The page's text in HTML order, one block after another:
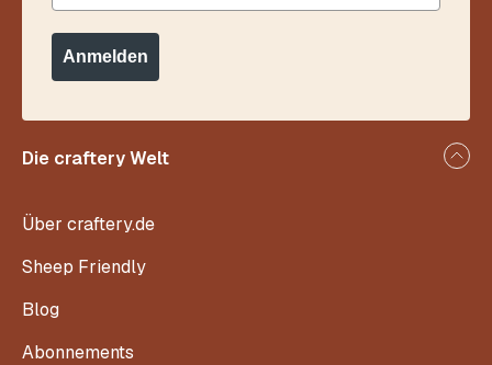
Die craftery Welt
Über craftery.de
Sheep Friendly
Blog
Abonnements
Anmelden